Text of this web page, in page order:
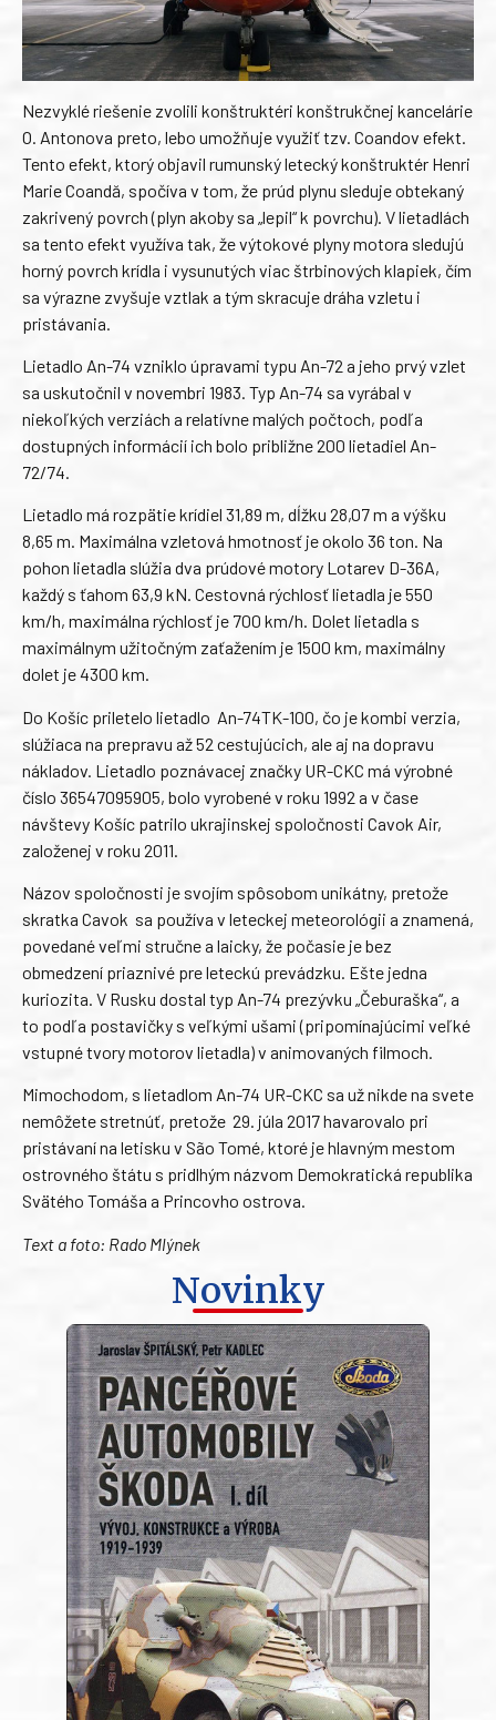
Nezvyklé riešenie zvolili konštruktéri konštrukčnej kancelárie
O. Antonova preto, lebo umožňuje využiť tzv. Coandov efekt.
Tento efekt, ktorý objavil rumunský letecký konštruktér Henri
Marie Coandă, spočíva v tom, že prúd plynu sleduje obtekaný
zakrivený povrch (plyn akoby sa „lepil“ k povrchu). V lietadlách
sa tento efekt využíva tak, že výtokové plyny motora sledujú
horný povrch krídla i vysunutých viac štrbinových klapiek, čím
sa výrazne zvyšuje vztlak a tým skracuje dráha vzletu i
pristávania.
Lietadlo An-74 vzniklo úpravami typu An-72 a jeho prvý vzlet
sa uskutočnil v novembri 1983. Typ An-74 sa vyrábal v
niekoľkých verziách a relatívne malých počtoch, podľa
dostupných informácií ich bolo približne 200 lietadiel An-
72/74.
Lietadlo má rozpätie krídiel 31,89 m, dĺžku 28,07 m a výšku
8,65 m. Maximálna vzletová hmotnosť je okolo 36 ton. Na
pohon lietadla slúžia dva prúdové motory Lotarev D-36A,
každý s ťahom 63,9 kN. Cestovná rýchlosť lietadla je 550
km/h, maximálna rýchlosť je 700 km/h. Dolet lietadla s
maximálnym užitočným zaťažením je 1500 km, maximálny
dolet je 4300 km.
Do Košíc priletelo lietadlo An-74TK-100, čo je kombi verzia,
slúžiaca na prepravu až 52 cestujúcich, ale aj na dopravu
nákladov. Lietadlo poznávacej značky UR-CKC má výrobné
číslo 36547095905, bolo vyrobené v roku 1992 a v čase
návštevy Košíc patrilo ukrajinskej spoločnosti Cavok Air,
založenej v roku 2011.
Názov spoločnosti je svojím spôsobom unikátny, pretože
skratka Cavok sa používa v leteckej meteorológii a znamená,
povedané veľmi stručne a laicky, že počasie je bez
obmedzení priaznivé pre leteckú prevádzku. Ešte jedna
kuriozita. V Rusku dostal typ An-74 prezývku „Čeburaška“, a
to podľa postavičky s veľkými ušami (pripomínajúcimi veľké
vstupné tvory motorov lietadla) v animovaných filmoch.
Mimochodom, s lietadlom An-74 UR-CKC sa už nikde na svete
nemôžete stretnúť, pretože 29. júla 2017 havarovalo pri
pristávaní na letisku v São Tomé, ktoré je hlavným mestom
ostrovného štátu s pridlhým názvom Demokratická republika
Svätého Tomáša a Princovho ostrova.
Text a foto: Rado Mlýnek
Novinky